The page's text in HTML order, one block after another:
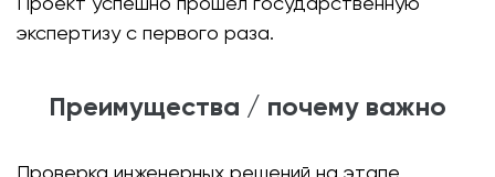
экспертизу с первого раза.
Преимущества / почему важно
Проверка инженерных решений на этапе